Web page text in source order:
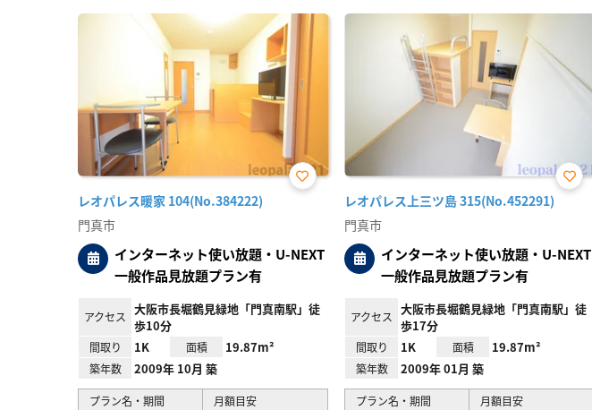
レオパレス暖家 104(No.384222) お気
門真市
インターネット使い放題・U-NEXT
一般作品見放題プラン有
アクセス
大阪市長堀鶴見緑地「門真南駅」徒
歩10分
間取り 1K 面積 19.87m²
築年数 2009年 10月 築
プラン名・期間
月額目安
レオパレス上三ツ島 315(No.452291) お気
門真市
インターネット使い放題・U-NEXT
一般作品見放題プラン有
アクセス
大阪市長堀鶴見緑地「門真南駅」徒
歩17分
間取り 1K 面積 19.87m²
築年数 2009年 01月 築
プラン名・期間
月額目安